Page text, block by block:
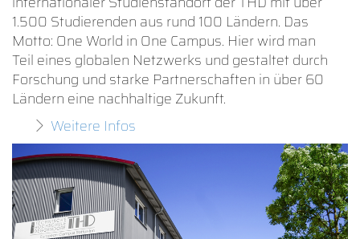
1.500 Studierenden aus rund 100 Ländern. Das
Motto: One World in One Campus. Hier wird man
Teil eines globalen Netzwerks und gestaltet durch
Forschung und starke Partnerschaften in über 60
Ländern eine nachhaltige Zukunft.
Weitere Infos